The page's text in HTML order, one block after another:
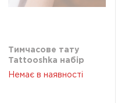
Тимчасове тату
Tattooshka набір
Русалочки з
Немає в наявності